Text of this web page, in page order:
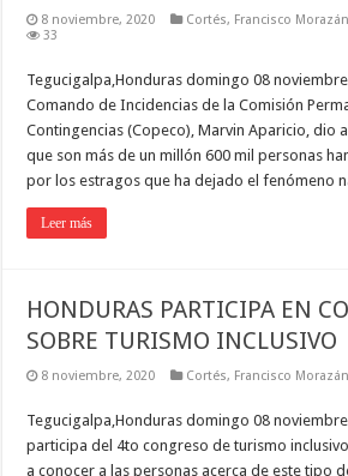
8 noviembre, 2020 Cortés, Francisco Morazán
33
Tegucigalpa,Honduras domingo 08
Comando de Incidencias de la Comisión
Contingencias (Copeco), Marvin Aparicio, dio
que son más de un millón 600 mil personas
por los estragos que ha dejado el fenómeno
Leer más
HONDURAS PARTICIPA EN
SOBRE TURISMO INCLUSIVO
8 noviembre, 2020 Cortés, Francisco Morazán
Tegucigalpa,Honduras domingo 08
participa del 4to congreso de turismo
a conocer a las personas acerca de este tipo